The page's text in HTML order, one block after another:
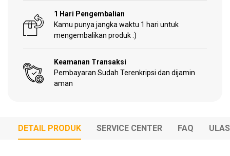
1 Hari Pengembalian
Kamu punya jangka waktu 1 hari untuk
mengembalikan produk :)
Keamanan Transaksi
Pembayaran Sudah Terenkripsi dan dijamin
aman
DETAIL PRODUK SERVICE CENTER FAQ
Sparepart